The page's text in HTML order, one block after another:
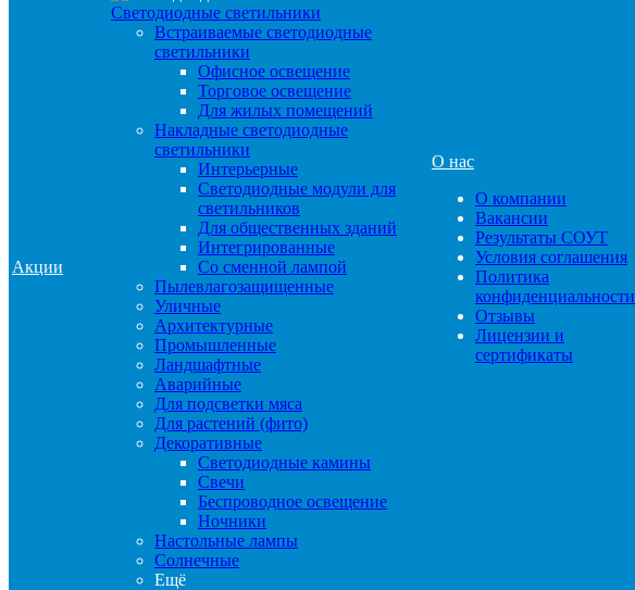
Акции
Светодиодные светильники
Встраиваемые светодиодные
светильники
Офисное освещение
Торговое освещение
Для жилых помещений
Накладные светодиодные
светильники
Интерьерные
Светодиодные модули для
светильников
Для общественных зданий
Интегрированные
Со сменной лампой
Пылевлагозащищенные
Уличные
Архитектурные
Промышленные
Ландшафтные
Аварийные
Для подсветки мяса
Для растений (фито)
Декоративные
Светодиодные камины
Свечи
Беспроводное освещение
Ночники
Настольные лампы
Солнечные
Ещё
О нас
О компании
Вакансии
Результаты СОУТ
Условия соглашения
Политика
конфиденциальности
Отзывы
Лицензии и
сертификаты